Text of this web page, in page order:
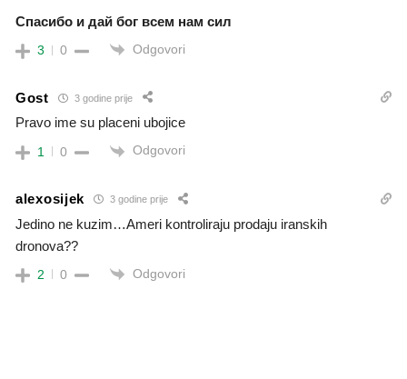
Спасибо и дай бог всем нам сил
3 0 Odgovori
Gost 3 godine prije
Pravo ime su placeni ubojice
1 0 Odgovori
alexosijek 3 godine prije
Jedino ne kuzim…Ameri kontroliraju prodaju iranskih
dronova??
2 0 Odgovori